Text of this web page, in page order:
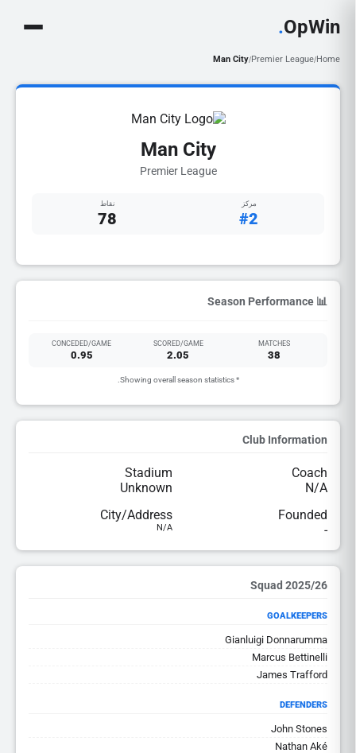
OpWin
.
Home
/
Premier League
/
Man City
Man City
Premier League
مركز
#2
نقاط
78
📊 Season Performance
MATCHES
38
SCORED/GAME
2.05
CONCEDED/GAME
0.95
* Showing overall season statistics.
Club Information
Coach
N/A
Stadium
Unknown
Founded
-
City/Address
N/A
2025/26 Squad
GOALKEEPERS
Gianluigi Donnarumma
Marcus Bettinelli
James Trafford
DEFENDERS
John Stones
Nathan Aké